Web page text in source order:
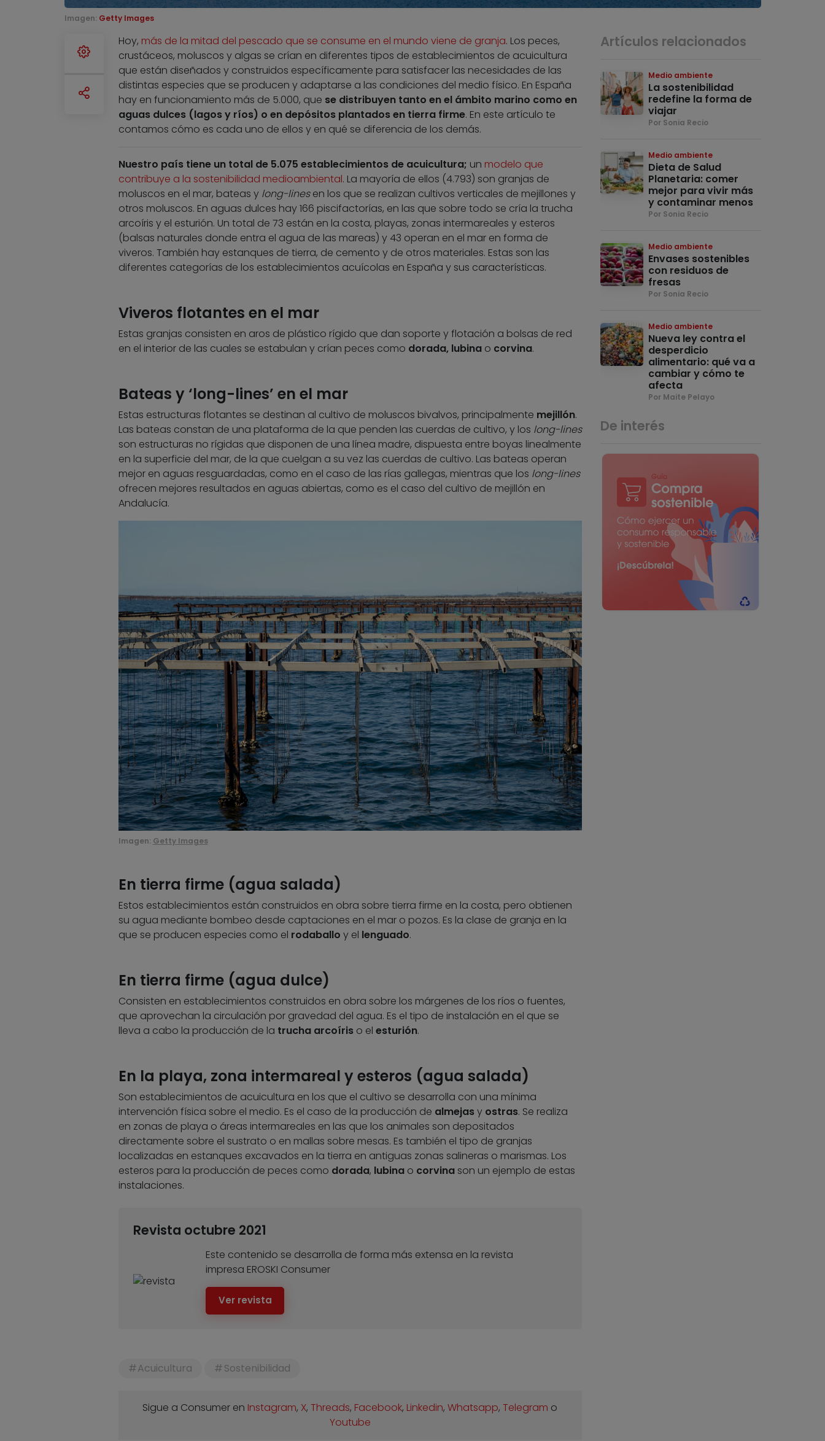
Imagen: Getty Images
Hoy, más de la mitad del pescado que se consume en el mundo viene de granja. Los peces,
crustáceos, moluscos y algas se crían en diferentes tipos de establecimientos de acuicultura
que están diseñados y construidos específicamente para satisfacer las necesidades de las
distintas especies que se producen y adaptarse a las condiciones del medio físico. En España
hay en funcionamiento más de 5.000, que se distribuyen tanto en el ámbito marino como en
aguas dulces (lagos y ríos) o en depósitos plantados en tierra firme. En este artículo te
contamos cómo es cada uno de ellos y en qué se diferencia de los demás.
Nuestro país tiene un total de 5.075 establecimientos de acuicultura; un modelo que
contribuye a la sostenibilidad medioambiental. La mayoría de ellos (4.793) son granjas de
moluscos en el mar, bateas y long-linesen los que se realizan cultivos verticales de mejillones y
otros moluscos. En aguas dulces hay 166 piscifactorías, en las que sobre todo se cría la trucha
arcoíris y el esturión. Un total de 73 están en la costa, playas, zonas intermareales y esteros
(balsas naturales donde entra el agua de las mareas) y 43 operan en el mar en forma de
viveros. También hay estanques de tierra, de cemento y de otros materiales. Estas son las
diferentes categorías de los establecimientos acuícolas en España y sus características.
Viveros flotantes en el mar
Estas granjas consisten en aros de plástico rígido que dan soporte y flotación a bolsas de red
en el interior de las cuales se estabulan y crían peces como dorada, lubina o corvina.
Bateas y ‘long-lines’ en el mar
Estas estructuras flotantes se destinan al cultivo de moluscos bivalvos, principalmente mejillón.
Las bateas constan de una plataforma de la que penden las cuerdas de cultivo, y los long-lines
son estructuras no rígidas que disponen de una línea madre, dispuesta entre boyas linealmente
en la superficie del mar, de la que cuelgan a su vez las cuerdas de cultivo. Las bateas operan
mejor en aguas resguardadas, como en el caso de las rías gallegas, mientras que los long-lines
ofrecen mejores resultados en aguas abiertas, como es el caso del cultivo de mejillón en
Andalucía.
Imagen: Getty Images
En tierra firme (agua salada)
Estos establecimientos están construidos en obra sobre tierra firme en la costa, pero obtienen
su agua mediante bombeo desde captaciones en el mar o pozos. Es la clase de granja en la
que se producen especies como el rodaballo y el lenguado.
En tierra firme (agua dulce)
Consisten en establecimientos construidos en obra sobre los márgenes de los ríos o fuentes,
que aprovechan la circulación por gravedad del agua. Es el tipo de instalación en el que se
lleva a cabo la producción de la trucha arcoíriso el esturión.
En la playa, zona intermareal y esteros (agua salada)
Son establecimientos de acuicultura en los que el cultivo se desarrolla con una mínima
intervención física sobre el medio. Es el caso de la producción de almejasy ostras. Se realiza
en zonas de playa o áreas intermareales en las que los animales son depositados
directamente sobre el sustrato o en mallas sobre mesas. Es también el tipo de granjas
localizadas en estanques excavados en la tierra en antiguas zonas salineras o marismas. Los
esteros para la producción de peces como dorada, lubinao corvinason un ejemplo de estas
instalaciones.
Revista octubre 2021
Este contenido se desarrolla de forma más extensa en la revista
impresa EROSKI Consumer
Ver revista
Acuicultura Sostenibilidad
Sigue a Consumer en Instagram, X,Threads, Facebook, Linkedin,Whatsapp,Telegram o
Youtube
Artículos relacionados
Medio ambiente
La sostenibilidad
redefine la forma de
viajar
Por Sonia Recio
Medio ambiente
Dieta de Salud
Planetaria: comer
mejor para vivir más
y contaminar menos
Por Sonia Recio
Medio ambiente
Envases sostenibles
con residuos de
fresas
Por Sonia Recio
Medio ambiente
Nueva ley contra el
desperdicio
alimentario: qué va a
cambiar y cómo te
afecta
Por Maite Pelayo
De interés